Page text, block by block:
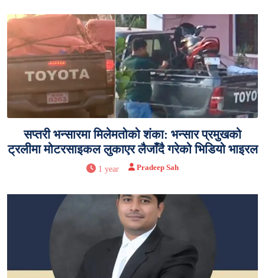
सप्तरी भन्सारमा मिलेमतोको शंका: भन्सार प्रमुखको
ट्रलीमा मोटरसाइकल लुकाएर लैजाँदै गरेको भिडियो भाइरल
1 year Pradeep Sah